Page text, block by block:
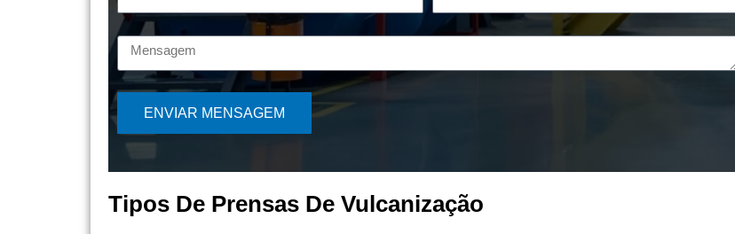
ENVIAR MENSAGEM
Tipos De Prensas De Vulcanização